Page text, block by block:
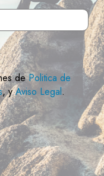
dePolitica de
, yAviso Legal.